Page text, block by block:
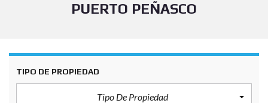
PUERTO PEÑASCO
TIPO DE PROPIEDAD
Tipo De Propiedad